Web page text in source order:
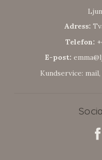
Adress:
Telefon:
E-post:
Kundservice: